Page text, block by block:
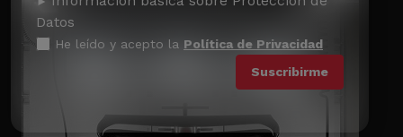
Datos
He leído y acepto la Política de Privacidad